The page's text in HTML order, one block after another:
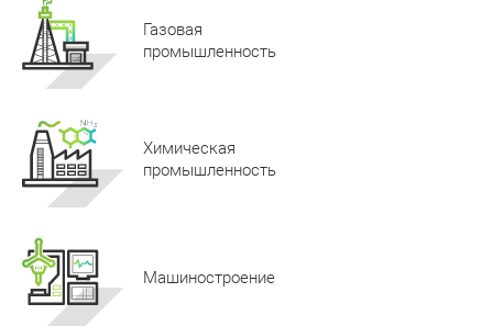
Газовая
промышленность
Химическая
промышленность
Машиностроение